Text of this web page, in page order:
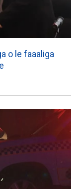
o le faaaliga